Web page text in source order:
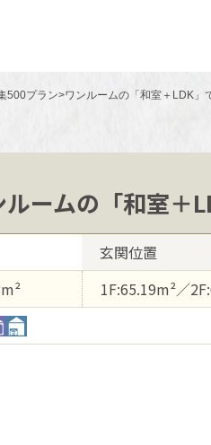
まいの性能）
例
ーム見学
ョン
とは
ー
開発
アスマチ-）
事業
発事業
開発事業
ー
ロングサポート）
ンス
ープ
500プラン>ワンルームの「和室＋LDK」
ルームの「和室＋
玄関位置
1F:65.19m²／